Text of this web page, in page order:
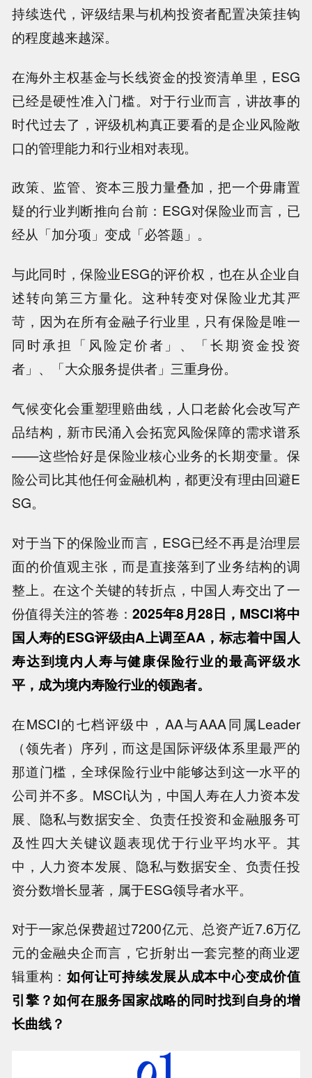
持续迭代，评级结果与机构投资者配置决策挂钩
的程度越来越深。
在海外主权基金与长线资金的投资清单里，ESG
已经是硬性准入门槛。对于行业而言，讲故事的
时代过去了，评级机构真正要看的是企业风险敞
口的管理能力和行业相对表现。
政策、监管、资本三股力量叠加，把一个毋庸置
疑的行业判断推向台前：ESG对保险业而言，已
经从「加分项」变成「必答题」。
与此同时，保险业ESG的评价权，也在从企业自
述转向第三方量化。这种转变对保险业尤其严
苛，因为在所有金融子行业里，只有保险是唯一
同时承担「风险定价者」、「长期资金投资
者」、「大众服务提供者」三重身份。
气候变化会重塑理赔曲线，人口老龄化会改写产
品结构，新市民涌入会拓宽风险保障的需求谱系
——这些恰好是保险业核心业务的长期变量。保
险公司比其他任何金融机构，都更没有理由回避E
SG。
对于当下的保险业而言，ESG已经不再是治理层
面的价值观主张，而是直接落到了业务结构的调
整上。在这个关键的转折点，中国人寿交出了一
份值得关注的答卷： 2025年8月28日，MSCI将中
国人寿的ESG评级由A上调至AA，标志着中国人
寿达到境内人寿与健康保险行业的最高评级水
平，成为境内寿险行业的领跑者。
在MSCI的七档评级中，AA与AAA同属Leader
（领先者）序列，而这是国际评级体系里最严的
那道门槛，全球保险行业中能够达到这一水平的
公司并不多。MSCI认为，中国人寿在人力资本发
展、隐私与数据安全、负责任投资和金融服务可
及性四大关键议题表现优于行业平均水平。其
中，人力资本发展、隐私与数据安全、负责任投
资分数增长显著，属于ESG领导者水平。
对于一家总保费超过7200亿元、总资产近7.6万亿
元的金融央企而言，它折射出一套完整的商业逻
辑重构：如何让可持续发展从成本中心变成价值
引擎？如何在服务国家战略的同时找到自身的增
长曲线？